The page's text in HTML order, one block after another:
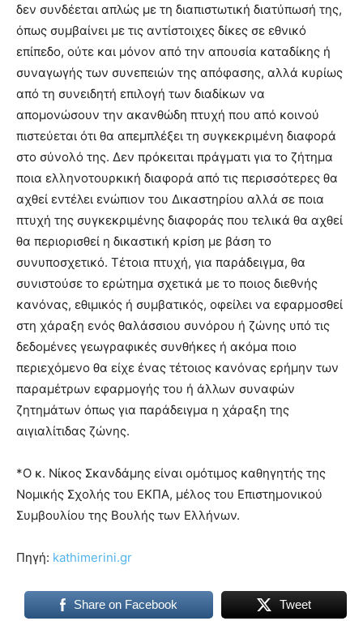
δεν συνδέεται απλώς με τη διαπιστωτική διατύπωσή της,
όπως συμβαίνει με τις αντίστοιχες δίκες σε εθνικό
επίπεδο, ούτε και μόνον από την απουσία καταδίκης ή
συναγωγής των συνεπειών της απόφασης, αλλά κυρίως
από τη συνειδητή επιλογή των διαδίκων να
απομονώσουν την ακανθώδη πτυχή που από κοινού
πιστεύεται ότι θα απεμπλέξει τη συγκεκριμένη διαφορά
στο σύνολό της. Δεν πρόκειται πράγματι για το ζήτημα
ποια ελληνοτουρκική διαφορά από τις περισσότερες θα
αχθεί εντέλει ενώπιον του Δικαστηρίου αλλά σε ποια
πτυχή της συγκεκριμένης διαφοράς που τελικά θα αχθεί
θα περιορισθεί η δικαστική κρίση με βάση το
συνυποσχετικό. Τέτοια πτυχή, για παράδειγμα, θα
συνιστούσε το ερώτημα σχετικά με το ποιος διεθνής
κανόνας, εθιμικός ή συμβατικός, οφείλει να εφαρμοσθεί
στη χάραξη ενός θαλάσσιου συνόρου ή ζώνης υπό τις
δεδομένες γεωγραφικές συνθήκες ή ακόμα ποιο
περιεχόμενο θα είχε ένας τέτοιος κανόνας ερήμην των
παραμέτρων εφαρμογής του ή άλλων συναφών
ζητημάτων όπως για παράδειγμα η χάραξη της
αιγιαλίτιδας ζώνης.
*Ο κ. Νίκος Σκανδάμης είναι ομότιμος καθηγητής της
Νομικής Σχολής του ΕΚΠΑ, μέλος του Επιστημονικού
Συμβουλίου της Βουλής των Ελλήνων.
Πηγή: kathimerini.gr
Share on Facebook Tweet